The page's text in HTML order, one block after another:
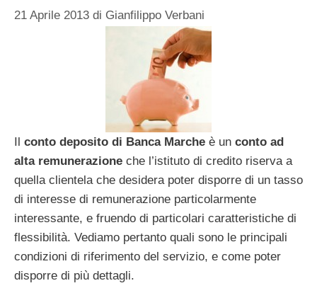
21 Aprile 2013 di Gianfilippo Verbani
Il conto deposito di Banca Marche è un conto ad
alta remunerazione che l’istituto di credito riserva a
quella clientela che desidera poter disporre di un tasso
di interesse di remunerazione particolarmente
interessante, e fruendo di particolari caratteristiche di
flessibilità. Vediamo pertanto quali sono le principali
condizioni di riferimento del servizio, e come poter
disporre di più dettagli.